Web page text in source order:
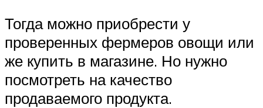
Тогда можно приобрести у
проверенных фермеров овощи или
же купить в магазине. Но нужно
посмотреть на качество
продаваемого продукта.